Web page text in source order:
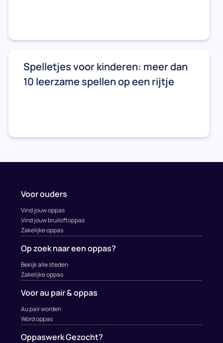
Spelletjes voor kinderen: meer dan
10 leerzame spellen op een rijtje
Voor ouders
Vind jouw oppas
Vind jouw bruiloftoppas
Zakelijke oppas
Op zoek naar een oppas?
Bekijk alle steden
Zakelijke oppas
Voor au pair & oppas
Au pair worden
Word oppas
Oppaswerk Gezocht?